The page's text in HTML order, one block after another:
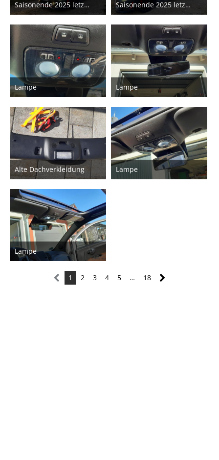
Saisonende 2025 letzte Fahrt
6
Saisonende 2025 letzte Fahrt
5
Lampe
13. November 2025
Lampe
13. November 2025
Alte Dachverkleidung
13. November 2025
Lampe
13. November 2025
Lampe
13. November 2025
1 2 3 4 5 … 18